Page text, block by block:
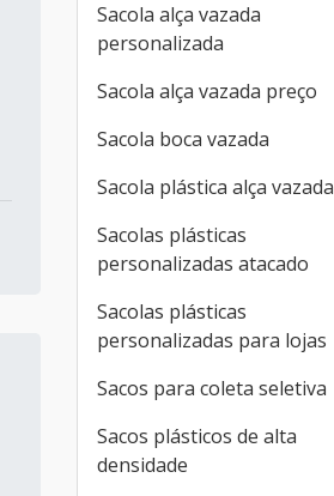
Sacola alça vazada
personalizada
Sacola alça vazada preço
Sacola boca vazada
Sacola plástica alça vazada
Sacolas plásticas
personalizadas atacado
Sacolas plásticas
personalizadas para lojas
Sacos para coleta seletiva
Sacos plásticos de alta
densidade